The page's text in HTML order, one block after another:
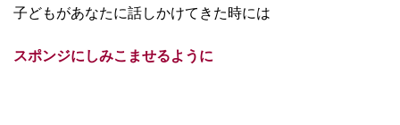
子どもがあなたに話しかけてきた時には
スポンジにしみこませるように